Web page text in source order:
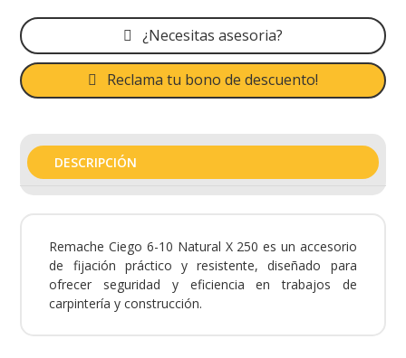
¿Necesitas asesoria?
Reclama tu bono de descuento!
DESCRIPCIÓN
Remache Ciego 6-10 Natural X 250 es un accesorio
de fijación práctico y resistente, diseñado para
ofrecer seguridad y eficiencia en trabajos de
carpintería y construcción.